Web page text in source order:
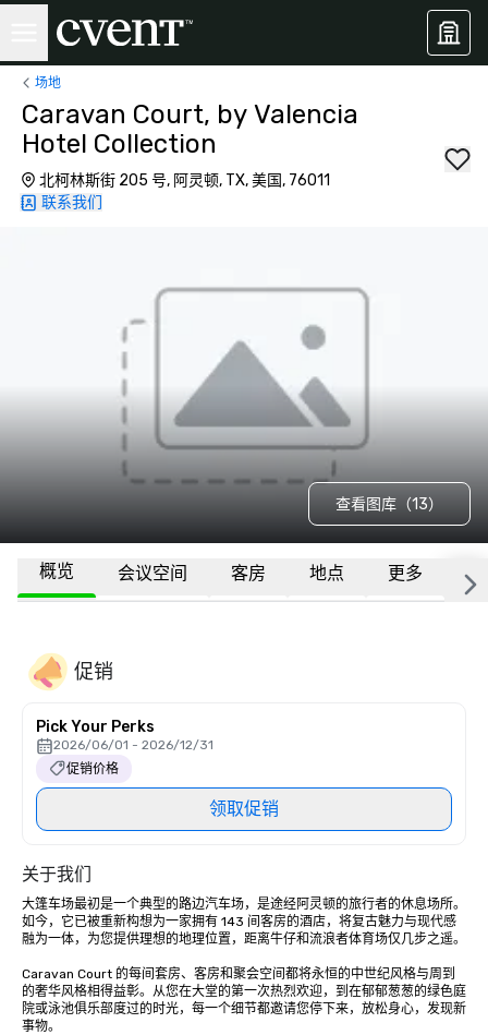
场地
Caravan Court, by Valencia
Hotel Collection
北柯林斯街 205 号, 阿灵顿, TX, 美国, 76011
联系我们
查看图库（13）
概览 会议空间 客房 地点 更多 常
促销
Pick Your Perks
2026/06/01 - 2026/12/31
促销价格
领取促销
关于我们
大篷车场最初是一个典型的路边汽车场，是途经阿灵顿的旅行者的休息场所。
如今，它已被重新构想为一家拥有 143 间客房的酒店，将复古魅力与现代感
融为一体，为您提供理想的地理位置，距离牛仔和流浪者体育场仅几步之遥。
Caravan Court 的每间套房、客房和聚会空间都将永恒的中世纪风格与周到
的奢华风格相得益彰。从您在大堂的第一次热烈欢迎，到在郁郁葱葱的绿色庭
院或泳池俱乐部度过的时光，每一个细节都邀请您停下来，放松身心，发现新
事物。